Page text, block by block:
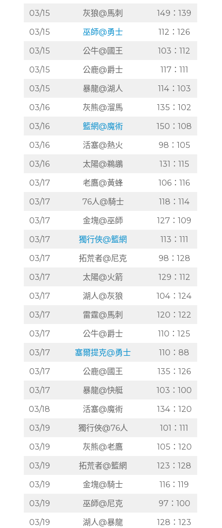
03/15
灰狼@馬刺
149：139
03/15
巫師@勇士
112：126
03/15
公牛@國王
103：112
03/15
公鹿@爵士
117：111
03/15
暴龍@湖人
114：103
03/16
灰熊@溜馬
135：102
03/16
籃網@魔術
150：108
03/16
活塞@熱火
98：105
03/16
太陽@鵜鶘
131：115
03/17
老鷹@黃蜂
106：116
03/17
76人@騎士
118：114
03/17
金塊@巫師
127：109
03/17
獨行俠@籃網
113：111
03/17
拓荒者@尼克
98：128
03/17
太陽@火箭
129：112
03/17
湖人@灰狼
104：124
03/17
雷霆@馬刺
120：122
03/17
公牛@爵士
110：125
03/17
塞爾提克@勇士
110：88
03/17
公鹿@國王
135：126
03/17
暴龍@快艇
103：100
03/18
活塞@魔術
134：120
03/19
獨行俠@76人
101：111
03/19
灰熊@老鷹
105：120
03/19
拓荒者@籃網
123：128
03/19
金塊@騎士
116：119
03/19
巫師@尼克
97：100
03/19
湖人@暴龍
128：123